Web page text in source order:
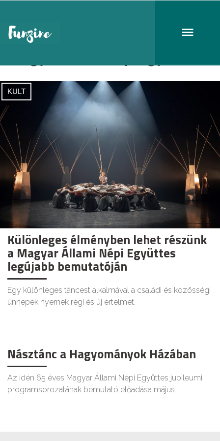
KULT
Különleges élményben lehet részünk
a Magyar Állami Népi Együttes
legújabb bemutatóján
Egy különleges táncest alkalmával a családi és közösségi
ünnepek nyernek régi és új értelmet.
Násztánc a Hagyományok Házában
Az idén 65 éves Magyar Állami Népi Együttes jubileumi
programsorozatának bemutató előadása május